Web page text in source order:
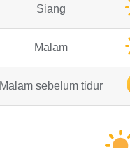
Siang
Malam
Malam sebelum tidur